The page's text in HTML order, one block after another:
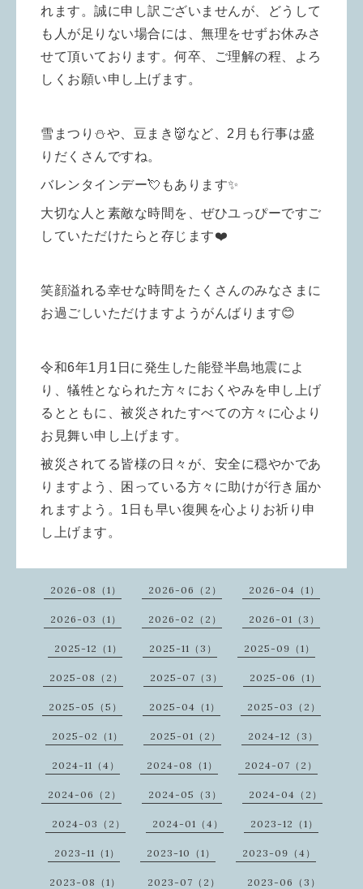
れます。誠に申し訳ございませんが、どうして
も人が足りない場合には、無理をせずお休みさ
せて頂いております。何卒、ご理解の程、よろ
しくお願い申し上げます。
雪まつり⛄️や、豆まき👹など、2月も行事は盛
りだくさんですね。
バレンタインデー💘もあります✨
大切な人と素敵な時間を、ぜひユっぴーですご
していただけたらと存じます❤️
笑顔溢れる幸せな時間をたくさんのみなさまに
お過ごしいただけますようがんばります😊
令和6年1月1日に発生した能登半島地震によ
り、犠牲となられた方々におくやみを申し上げ
るとともに、被災されたすべての方々に心より
お見舞い申し上げます。
被災されてる皆様の日々が、安全に穏やかであ
りますよう、困っている方々に助けが行き届か
れますよう。 1日も早い復興を心よりお祈り申
し上げます。
2026-08（1） 2026-06（2） 2026-04（1）
2026-03（1） 2026-02（2） 2026-01（3）
2025-12（1） 2025-11（3） 2025-09（1）
2025-08（2） 2025-07（3） 2025-06（1）
2025-05（5） 2025-04（1） 2025-03（2）
2025-02（1） 2025-01（2） 2024-12（3）
2024-11（4） 2024-08（1） 2024-07（2）
2024-06（2） 2024-05（3） 2024-04（2）
2024-03（2） 2024-01（4） 2023-12（1）
2023-11（1） 2023-10（1） 2023-09（4）
2023-08（1） 2023-07（2） 2023-06（3）